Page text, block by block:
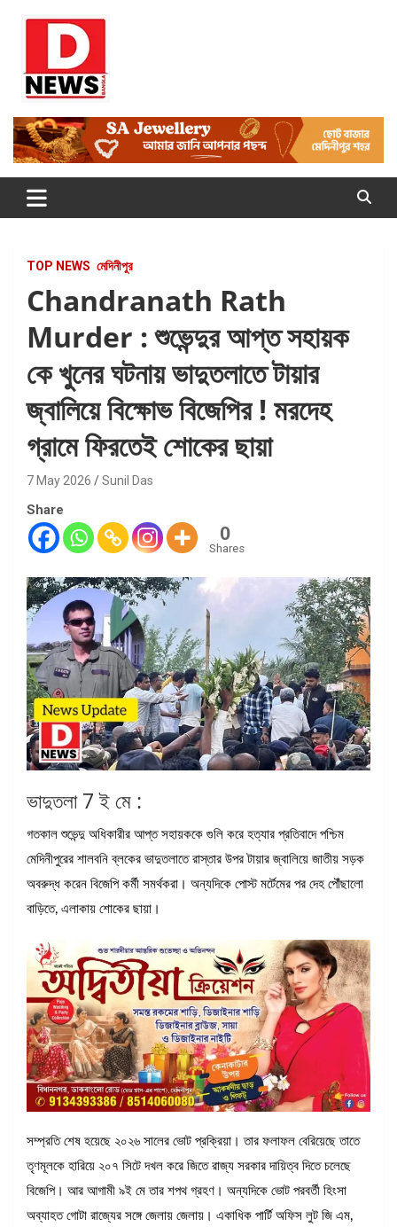
Dnews
#Medinipur24X7News
TOP NEWS মেদিনীপুর
Chandranath Rath
Murder : শুভেন্দুর আপ্ত সহায়ক
কে খুনের ঘটনায় ভাদুতলাতে টায়ার
জ্বালিয়ে বিক্ষোভ বিজেপির ! মরদেহ
গ্রামে ফিরতেই শোকের ছায়া
7 May 2026 Sunil Das
Share
0
Shares
ভাদুতলা 7 ই মে :
গতকাল শুভেন্দু অধিকারীর আপ্ত সহায়ককে গুলি করে হত্যার প্রতিবাদে পশ্চিম
মেদিনীপুরের শালবনি ব্লকের ভাদুতলাতে রাস্তার উপর টায়ার জ্বালিয়ে জাতীয় সড়ক
অবরুদ্ধ করেন বিজেপি কর্মী সমর্থকরা। অন্যদিকে পোস্ট মর্টেমের পর দেহ পৌঁছালো
বাড়িতে, এলাকায় শোকের ছায়া।
সম্প্রতি শেষ হয়েছে ২০২৬ সালের ভোট প্রক্রিয়া। তার ফলাফল বেরিয়েছে তাতে
তৃণমূলকে হারিয়ে ২০৭ সিটে দখল করে জিতে রাজ্য সরকার দায়িত্ব দিতে চলেছে
বিজেপি। আর আগামী ৯ই মে তার শপথ গ্রহণ। অন্যদিকে ভোট পরবর্তী হিংসা
অব্যাহত গোটা রাজ্যের সঙ্গে জেলায় জেলায়। একাধিক পার্টি অফিস লুট জি এম,